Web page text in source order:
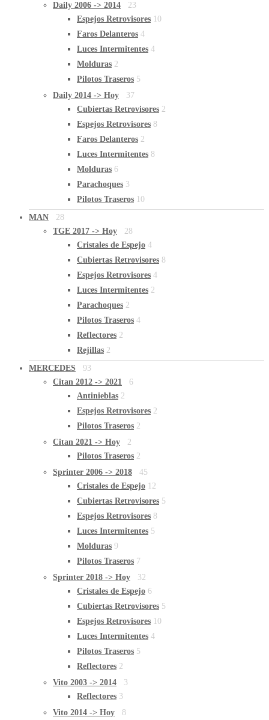
Daily 2006 -> 2014
23
Espejos Retrovisores 10
Faros Delanteros 4
Luces Intermitentes 4
Molduras 2
Pilotos Traseros 5
Daily 2014 -> Hoy
37
Cubiertas Retrovisores 2
Espejos Retrovisores 8
Faros Delanteros 2
Luces Intermitentes 8
Molduras 6
Parachoques 3
Pilotos Traseros 10
MAN
28
TGE 2017 -> Hoy
28
Cristales de Espejo 4
Cubiertas Retrovisores 8
Espejos Retrovisores 4
Luces Intermitentes 2
Parachoques 2
Pilotos Traseros 4
Reflectores 2
Rejillas 2
MERCEDES
93
Citan 2012 -> 2021
6
Antinieblas 2
Espejos Retrovisores 2
Pilotos Traseros 2
Citan 2021 -> Hoy
2
Pilotos Traseros 2
Sprinter 2006 -> 2018
45
Cristales de Espejo 12
Cubiertas Retrovisores 5
Espejos Retrovisores 8
Luces Intermitentes 5
Molduras 9
Pilotos Traseros 7
Sprinter 2018 -> Hoy
32
Cristales de Espejo 6
Cubiertas Retrovisores 5
Espejos Retrovisores 10
Luces Intermitentes 4
Pilotos Traseros 5
Reflectores 2
Vito 2003 -> 2014
3
Reflectores 3
Vito 2014 -> Hoy
8